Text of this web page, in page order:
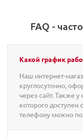
FAQ -
Какой график
Наш интернет-
круглосуточно,
через сайт. Также
которого доступен
телефону можно